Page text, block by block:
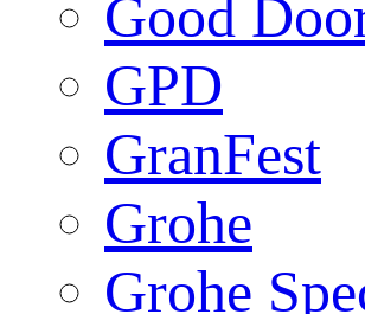
Good
GPD
GranFest
Grohe
Grohe